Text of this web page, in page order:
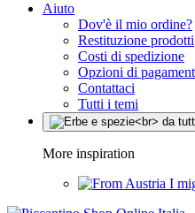
Aiuto
Dov'è il mio ordine?
Restituzione prodotti
Costi di spedizione
Opzioni di
Contattaci
Tutti i temi
More inspiration
I